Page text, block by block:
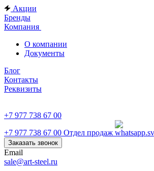
Акции
Бренды
Компания
О компании
Документы
Блог
Контакты
Реквизиты
+7 977 738 67 00
+7 977 738 67 00 Отдел продаж
Заказать звонок
Email
sale@art-steel.ru